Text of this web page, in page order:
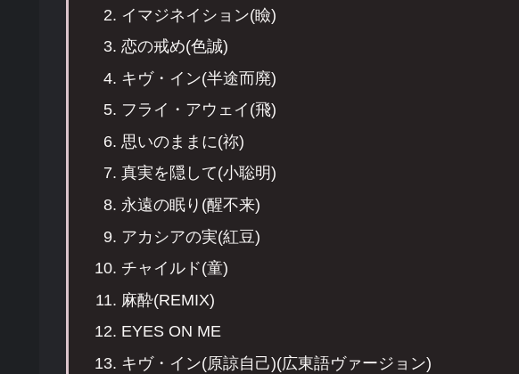
イマジネイション(瞼)
恋の戒め(色誠)
キヴ・イン(半途而廃)
フライ・アウェイ(飛)
思いのままに(祢)
真実を隠して(小聡明)
永遠の眠り(醒不来)
アカシアの実(紅豆)
チャイルド(童)
麻酔(REMIX)
EYES ON ME
キヴ・イン(原諒自己)(広東語ヴァージョン)